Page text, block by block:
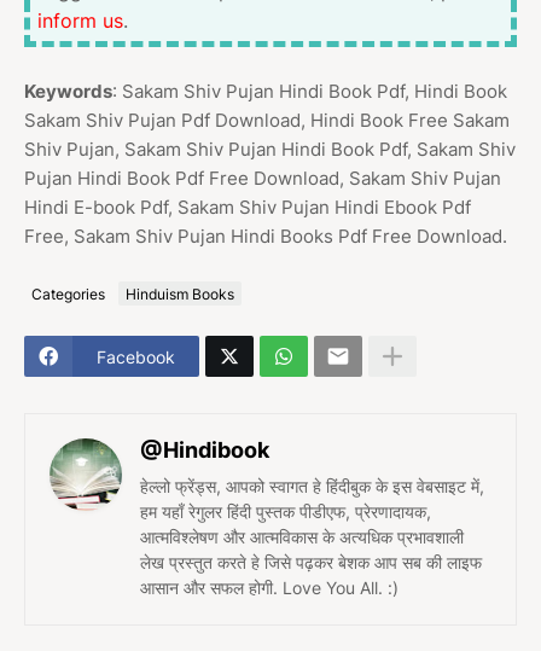
inform us.
Keywords: Sakam Shiv Pujan Hindi Book Pdf, Hindi Book
Sakam Shiv Pujan Pdf Download, Hindi Book Free Sakam
Shiv Pujan, Sakam Shiv Pujan Hindi Book Pdf, Sakam Shiv
Pujan Hindi Book Pdf Free Download, Sakam Shiv Pujan
Hindi E-book Pdf, Sakam Shiv Pujan Hindi Ebook Pdf
Free, Sakam Shiv Pujan Hindi Books Pdf Free Download.
Categories Hinduism Books
Facebook
@Hindibook
हेल्लो फ्रेंड्स, आपको स्वागत हे हिंदीबुक के इस वेबसाइट में,
हम यहाँ रेगुलर हिंदी पुस्तक पीडीएफ, प्रेरणादायक,
आत्मविश्लेषण और आत्मविकास के अत्यधिक प्रभावशाली
लेख प्रस्तुत करते हे जिसे पढ़कर बेशक आप सब की लाइफ
आसान और सफल होगी. Love You All. :)